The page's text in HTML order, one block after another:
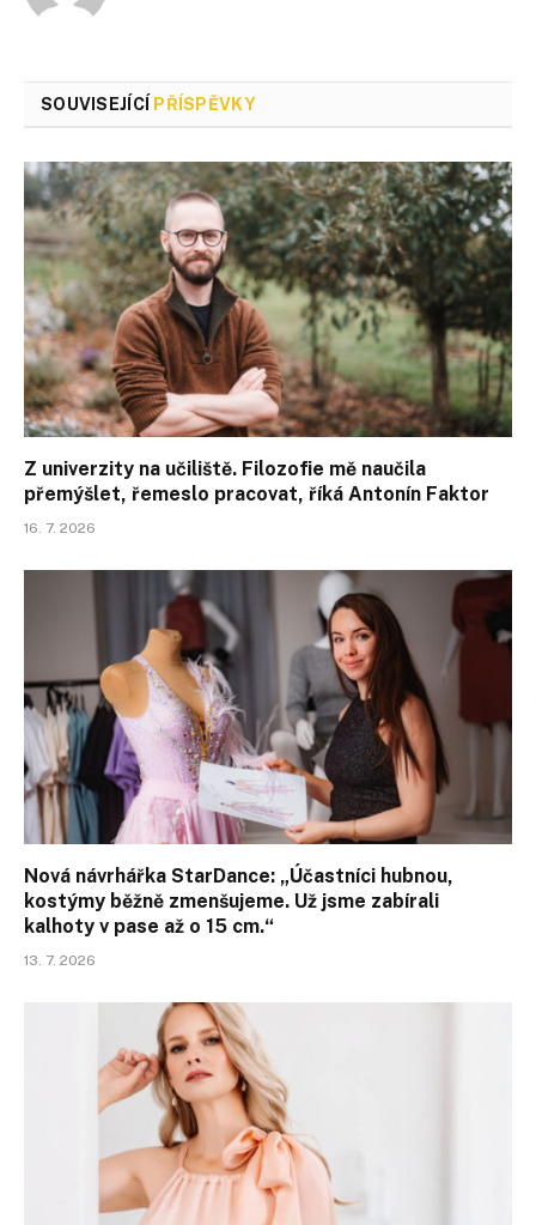
SOUVISEJÍCÍ PŘÍSPĚVKY
Z univerzity na učiliště. Filozofie mě naučila
přemýšlet, řemeslo pracovat, říká Antonín Faktor
16. 7. 2026
Nová návrhářka StarDance: „Účastníci hubnou,
kostýmy běžně zmenšujeme. Už jsme zabírali
kalhoty v pase až o 15 cm.“
13. 7. 2026